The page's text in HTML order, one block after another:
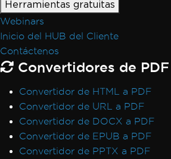
Herramientas gratuitas
Webinars
Inicio del HUB del Cliente
Contáctenos
Convertidores de PDF
Convertidor de HTML a PDF
Convertidor de URL a PDF
Convertidor de DOCX a PDF
Convertidor de EPUB a PDF
Convertidor de PPTX a PDF